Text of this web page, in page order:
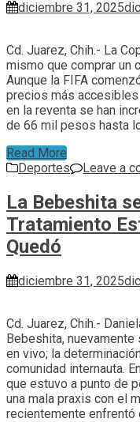
diciembre 31, 2025
Cd. Juarez, Chih.- La
mismo que comprar un
Aunque la FIFA
precios más
en la reventa se han
de 66 mil pesos hasta
Read More
Deportes
Leave a
La Bebeshita
Tratamiento
Quedó
diciembre 31, 2025
Cd. Juarez, Chih.-
Bebeshita,
en vivo; la
comunidad internauta.
que estuvo a punto de
una mala praxis con el
recientemente enfrentó